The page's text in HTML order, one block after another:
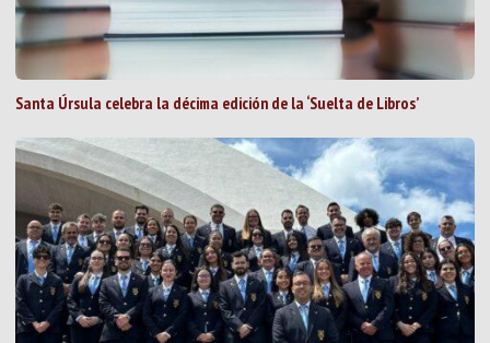
Santa Úrsula celebra la décima edición de la ‘Suelta de Libros’